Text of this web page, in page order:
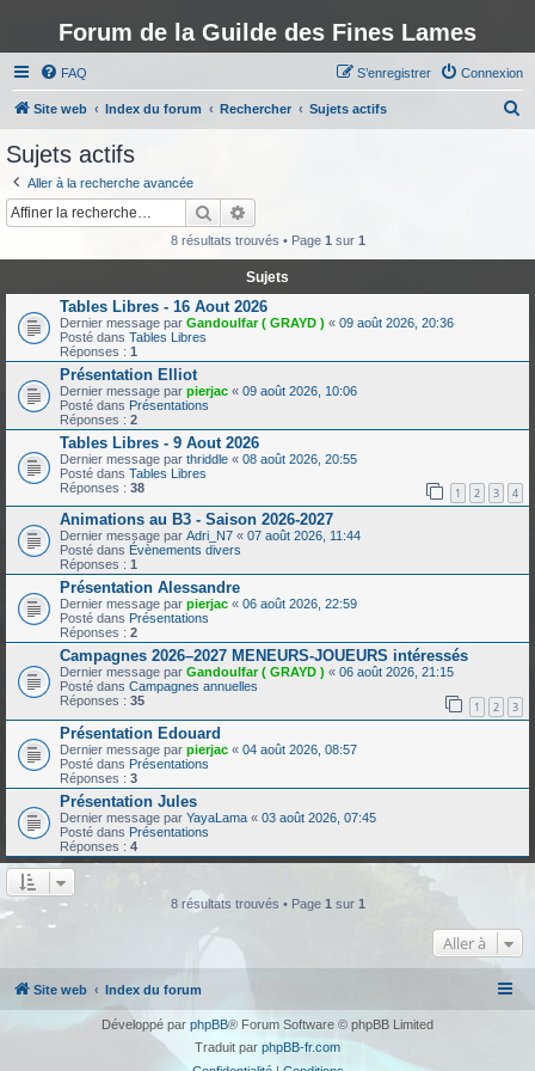
Forum de la Guilde des Fines Lames
FAQ Connexion
S’enregistrer
Site web Index du forum Rechercher Sujets actifs
r
Sujets actifs
Aller à la recherche avancée
Rechercher
8 résultats trouvés • Page 1 sur 1
Sujets
Tables Libres - 16 Aout 2026
Dernier message par Gandoulfar ( GRAYD ) « 09 août 2026, 20:36
Posté dans Tables Libres
Réponses : 1
Présentation Elliot
Dernier message par pierjac « 09 août 2026, 10:06
Posté dans Présentations
Réponses : 2
Tables Libres - 9 Aout 2026
Dernier message par thriddle « 08 août 2026, 20:55
Posté dans Tables Libres
Réponses : 38 1 2 3 4
Animations au B3 - Saison 2026-2027
Dernier message par Adri_N7 « 07 août 2026, 11:44
Posté dans Évènements divers
Réponses : 1
Présentation Alessandre
Dernier message par pierjac « 06 août 2026, 22:59
Posté dans Présentations
Réponses : 2
Campagnes 2026–2027 MENEURS-JOUEURS intéressés
Dernier message par Gandoulfar ( GRAYD ) « 06 août 2026, 21:15
Posté dans Campagnes annuelles
Réponses : 35 1 2 3
Présentation Edouard
Dernier message par pierjac « 04 août 2026, 08:57
Posté dans Présentations
Réponses : 3
Présentation Jules
Dernier message par YayaLama « 03 août 2026, 07:45
Posté dans Présentations
Réponses : 4
8 résultats trouvés • Page 1 sur 1
Aller à
Site web Index du forum
Développé par phpBB® Forum Software © phpBB Limited
Traduit par phpBB-fr.com